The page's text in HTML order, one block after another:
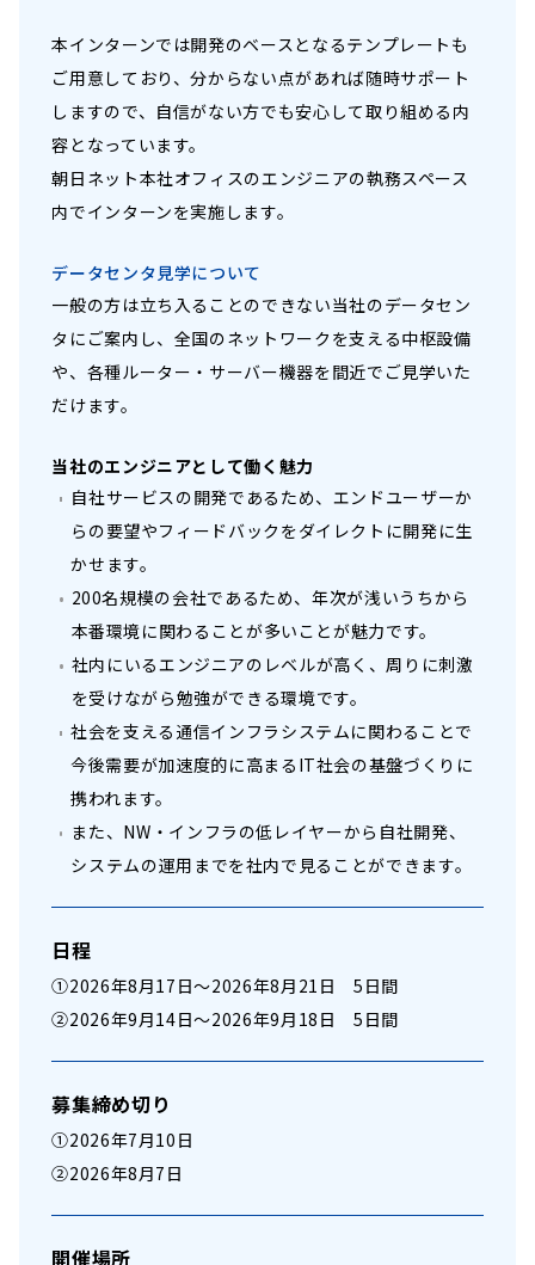
本インターンでは開発のベースとなるテンプレートも
ご用意しており、分からない点があれば随時サポート
しますので、自信がない方でも安心して取り組める内
容となっています。
朝日ネット本社オフィスのエンジニアの執務スペース
内でインターンを実施します。
データセンタ見学について
一般の方は立ち入ることのできない当社のデータセン
タにご案内し、全国のネットワークを支える中枢設備
や、各種ルーター・サーバー機器を間近でご見学いた
だけます。
当社のエンジニアとして働く魅力
自社サービスの開発であるため、エンドユーザーか
らの要望やフィードバックをダイレクトに開発に生
かせます。
200名規模の会社であるため、年次が浅いうちから
本番環境に関わることが多いことが魅力です。
社内にいるエンジニアのレベルが高く、周りに刺激
を受けながら勉強ができる環境です。
社会を支える通信インフラシステムに関わることで
今後需要が加速度的に高まるIT社会の基盤づくりに
携われます。
また、NW・インフラの低レイヤーから自社開発、
システムの運用までを社内で見ることができます。
日程
①2026年8月17日～2026年8月21日 5日間
②2026年9月14日～2026年9月18日 5日間
募集締め切り
①2026年7月10日
②2026年8月7日
開催場所